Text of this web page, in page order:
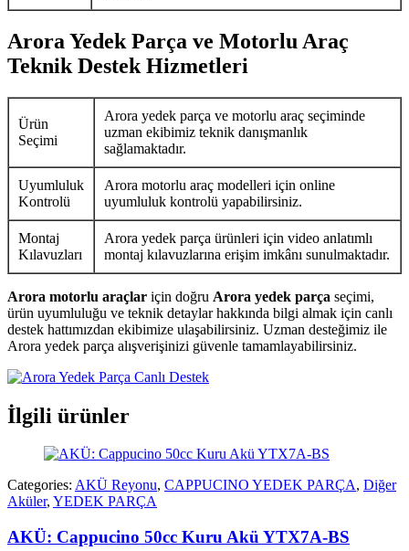
Arora Yedek Parça ve Motorlu Araç
Teknik Destek Hizmetleri
Ürün
Seçimi
Arora yedek parça ve motorlu araç seçiminde
uzman ekibimiz teknik danışmanlık
sağlamaktadır.
Uyumluluk
Kontrolü
Arora motorlu araç modelleri için online
uyumluluk kontrolü yapabilirsiniz.
Montaj
Kılavuzları
Arora yedek parça ürünleri için video anlatımlı
montaj kılavuzlarına erişim imkânı sunulmaktadır.
Arora motorlu araçlar için doğru Arora yedek parça seçimi,
ürün uyumluluğu ve teknik detaylar hakkında bilgi almak için canlı
destek hattımızdan ekibimize ulaşabilirsiniz. Uzman desteğimiz ile
Arora yedek parça alışverişinizi güvenle tamamlayabilirsiniz.
İlgili ürünler
Categories: AKÜ Reyonu, CAPPUCINO YEDEK PARÇA, Diğer
Aküler, YEDEK PARÇA
AKÜ: Cappucino 50cc Kuru Akü YTX7A-BS